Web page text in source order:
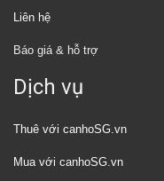
Liên hệ
Báo giá & hỗ trợ
Dịch vụ
Thuê với canhoSG.vn
Mua với canhoSG.vn